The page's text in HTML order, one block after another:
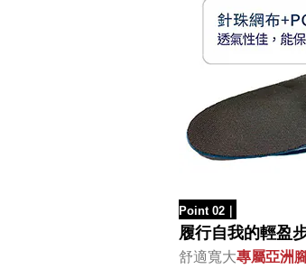
Point 02
履行自我的輕盈
舒適寬大專屬亞洲